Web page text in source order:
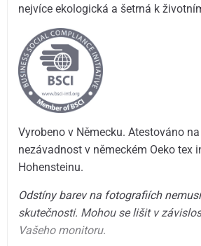
nejvíce ekologická a šetrná k
Vyrobeno v Německu. Atestováno
nezávadnost v německém Oeko tex
Hohensteinu.
Odstíny barev na fotografiích
skutečnosti. Mohou se lišit v
Vašeho monitoru.